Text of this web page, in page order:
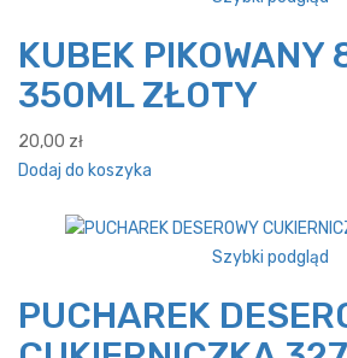
KUBEK PIKOWANY
350ML ZŁOTY
20,00 zł
Dodaj do koszyka
Szybki podgląd
PUCHAREK